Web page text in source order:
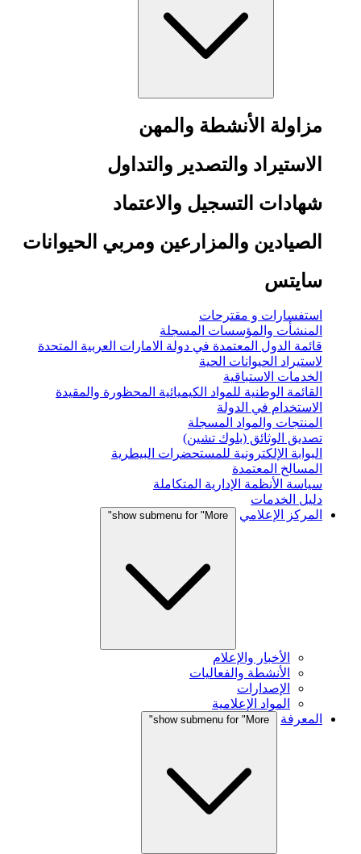
مزاولة الأنشطة والمهن
الاستيراد والتصدير والتداول
شهادات التسجيل والاعتماد
الصيادين والمزارعين ومربي الحيوانات
سايتس
استفسارات و مقترحات
المنشأت والمؤسسات المسجلة
قائمة الدول المعتمدة في دولة الامارات العربية المتحدة
لاستيراد الحيوانات الحية
الخدمات الاستباقية
القائمة الوطنية للمواد الكيميائية المحظورة والمقيدة
الاستخدام في الدولة
المنتجات والمواد المسجلة
تصديق الوثائق (بلوك تشين)
البوابة الإلكترونية للمستحضرات البيطرية
المسالخ المعتمدة
سياسة الأنظمة الإدارية المتكاملة
دليل الخدمات
المركز الإعلامي
show submenu for "More"
الأخبار والإعلام
الأنشطة والفعاليات
الإصدارات
المواد الإعلامية
المعرفة
show submenu for "More"